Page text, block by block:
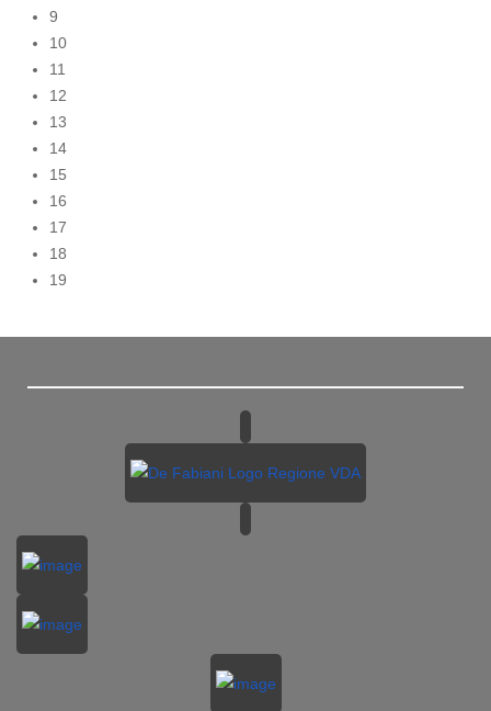
9
10
11
12
13
14
15
16
17
18
19